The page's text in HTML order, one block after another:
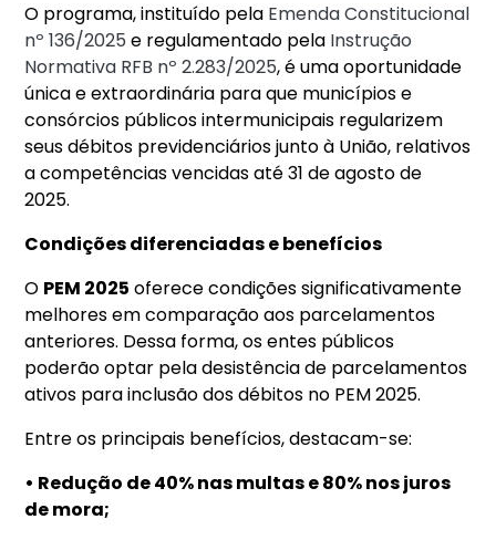
O programa, instituído pela Emenda Constitucional
nº 136/2025 e regulamentado pela Instrução
Normativa RFB nº 2.283/2025, é uma oportunidade
única e extraordinária para que municípios e
consórcios públicos intermunicipais regularizem
seus débitos previdenciários junto à União, relativos
a competências vencidas até 31 de agosto de
2025.
Condições diferenciadas e benefícios
O PEM 2025 oferece condições significativamente
melhores em comparação aos parcelamentos
anteriores. Dessa forma, os entes públicos
poderão optar pela desistência de parcelamentos
ativos para inclusão dos débitos no PEM 2025.
Entre os principais benefícios, destacam-se:
• Redução de 40% nas multas e 80% nos juros
de mora;